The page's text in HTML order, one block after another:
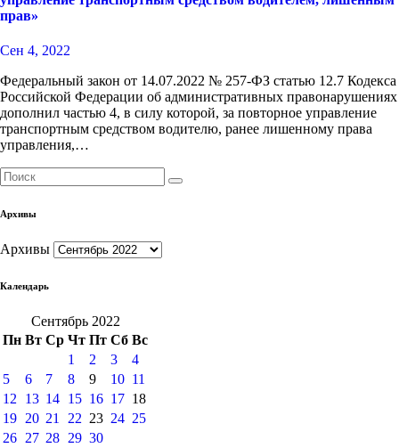
прав»
Сен 4, 2022
Федеральный закон от 14.07.2022 № 257-ФЗ статью 12.7 Кодекса
Российской Федерации об административных правонарушениях
дополнил частью 4, в силу которой, за повторное управление
транспортным средством водителю, ранее лишенному права
управления,…
Архивы
Архивы
Календарь
Сентябрь 2022
Пн Вт Ср Чт Пт Сб Вс
1
2 3
4
5
6 7 8 9 10 11
12
13 14 15 16 17 18
19 20 21 22 23 24 25
26 27 28 29 30